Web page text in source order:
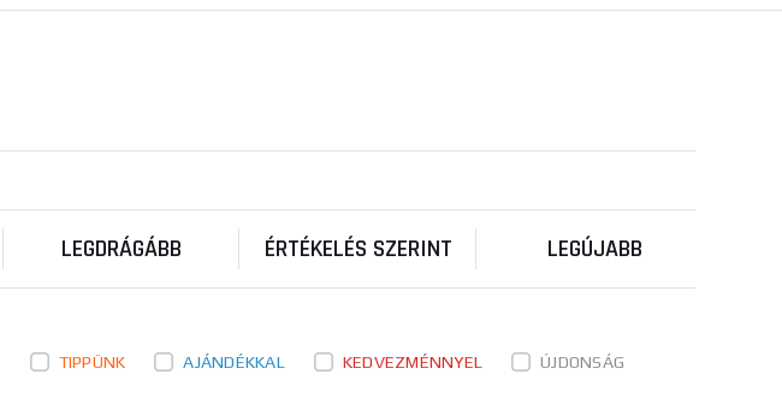
LEGDRÁGÁBB ÉRTÉKELÉS SZERINT LEGÚJABB
TIPPÜNK AJÁNDÉKKAL KEDVEZMÉNNYEL ÚJDONSÁG